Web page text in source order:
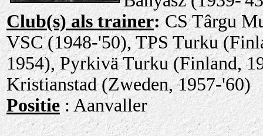
Club(s) als trainer:CS Târgu
VSC (1948-'50), TPS Turku
1954), Pyrkivä Turku (Finland,
Kristianstad (Zweden, 1957-'60)
Positie : Aanvaller